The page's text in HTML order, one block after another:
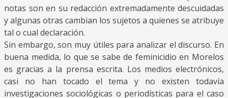
notas son en su redacción extremadamente descuidadas
y algunas otras cambian los sujetos a quienes se atribuye
tal o cual declaración.
Sin embargo, son muy útiles para analizar el discurso. En
buena medida, lo que se sabe de feminicidio en Morelos
es gracias a la prensa escrita. Los medios electrónicos,
casi no han tocado el tema y no existen todavía
investigaciones sociológicas o periodísticas para el caso